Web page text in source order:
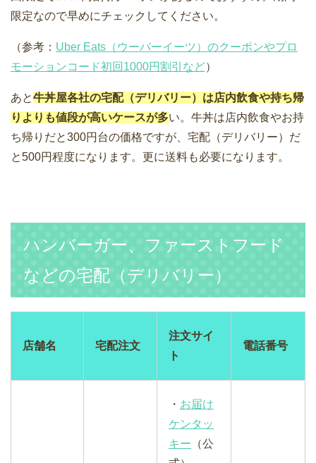
限定なので早めにチェックしてください。
（参考： Uber Eats（ウーバーイーツ）のクーポンやプロ
モーションコード初回1000円割引など）
あと牛丼屋各社の宅配（デリバリー）は店内飲食や持ち帰
りよりも値段が高いケースが多い。牛丼は店内飲食やお持
ち帰りだと300円台の価格ですが、宅配（デリバリー）だ
と500円程度になります。更に送料も必要になります。
ハンバーガー、ファーストフード
などの宅配（デリバリー）
店舗名 宅配注文
注文サイ
ト
電話番号
・ お届け
ケンタッ
キー （公